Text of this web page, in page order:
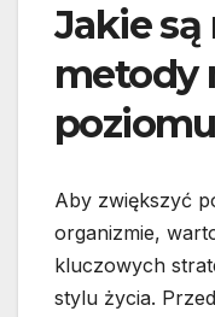
Jakie są
metody
Aby zwiększyć
organizmie,
kluczowych
stylu życia.